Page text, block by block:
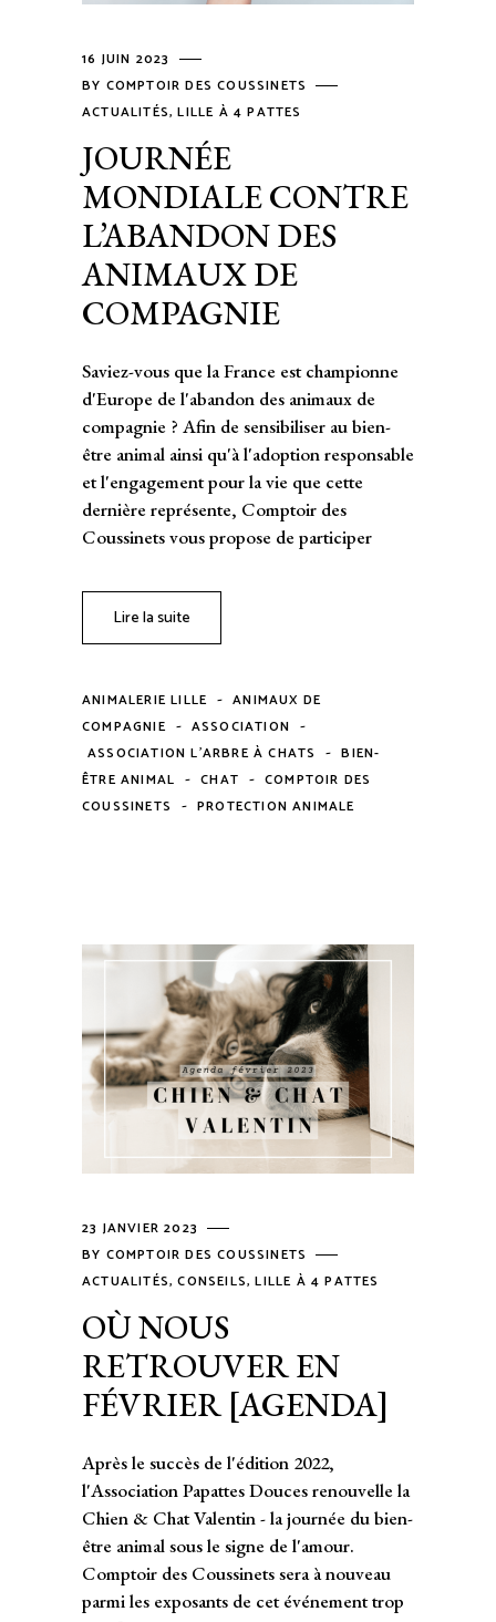
16 JUIN 2023
BY COMPTOIR DES COUSSINETS
ACTUALITÉS,LILLE À 4 PATTES
JOURNÉE
MONDIALE CONTRE
L’ABANDON DES
ANIMAUX DE
COMPAGNIE
Saviez-vous que la France est championne
d'Europe de l'abandon des animaux de
compagnie ? Afin de sensibiliser au bien-
être animal ainsi qu'à l'adoption responsable
et l'engagement pour la vie que cette
dernière représente, Comptoir des
Coussinets vous propose de participer
Lire la suite
ANIMALERIE LILLE - ANIMAUX DE
COMPAGNIE - ASSOCIATION -
ASSOCIATION L'ARBRE À CHATS - BIEN-
ÊTRE ANIMAL - CHAT - COMPTOIR DES
COUSSINETS - PROTECTION ANIMALE
23 JANVIER 2023
BY COMPTOIR DES COUSSINETS
ACTUALITÉS,CONSEILS,LILLE À 4 PATTES
OÙ NOUS
RETROUVER EN
FÉVRIER [AGENDA]
Après le succès de l'édition 2022,
l'Association Papattes Douces renouvelle la
Chien & Chat Valentin - la journée du bien-
être animal sous le signe de l'amour.
Comptoir des Coussinets sera à nouveau
parmi les exposants de cet événement trop